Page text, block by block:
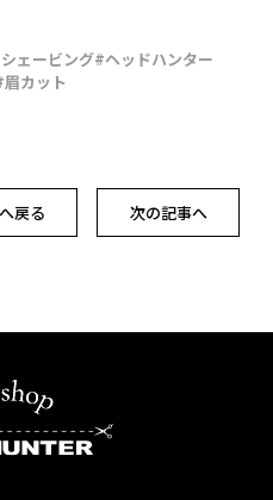
ェービング#ヘッドハンター
眉カット
戻る 次の記事へ